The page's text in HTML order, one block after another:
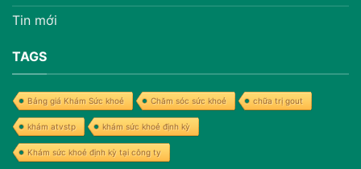
Tin mới
TAGS
Bảng giá Khám Sức khoẻ Chăm sóc sức khoẻ chữa trị gout
khám atvstp khám sức khoẻ định kỳ
Khám sức khoẻ định kỳ tại công ty